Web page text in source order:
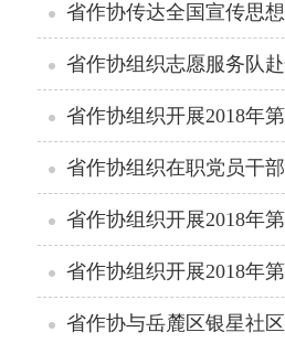
省作协传达全国宣传思
省作协组织志愿服务队
省作协组织开展2018年
省作协组织在职党员干
省作协组织开展2018年
省作协组织开展2018年
省作协与岳麓区银星社